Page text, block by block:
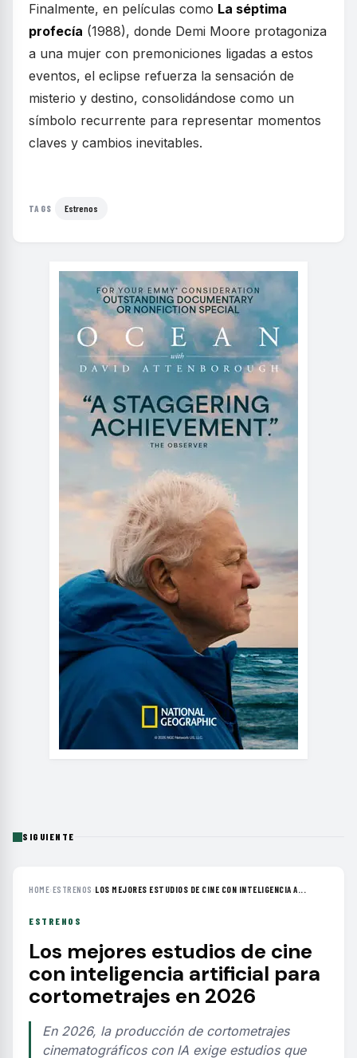
Finalmente, en películas como La séptima
profecía (1988), donde Demi Moore protagoniza
a una mujer con premoniciones ligadas a estos
eventos, el eclipse refuerza la sensación de
misterio y destino, consolidándose como un
símbolo recurrente para representar momentos
claves y cambios inevitables.
TAGS Estrenos
SIGUIENTE
HOME›ESTRENOS ›LOS MEJORES ESTUDIOS DE CINE CON INTELIGENCIA A...
ESTRENOS
Los mejores estudios de cine
con inteligencia artificial para
cortometrajes en 2026
En 2026, la producción de cortometrajes
cinematográficos con IA exige estudios que